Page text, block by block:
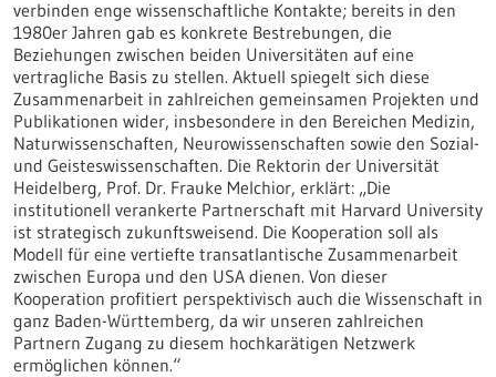
verbinden enge wissenschaftliche Kontakte; bereits in den
1980er Jahren gab es konkrete Bestrebungen, die
Beziehungen zwischen beiden Universitäten auf eine
vertragliche Basis zu stellen. Aktuell spiegelt sich diese
Zusammenarbeit in zahlreichen gemeinsamen Projekten und
Publikationen wider, insbesondere in den Bereichen Medizin,
Naturwissenschaften, Neurowissenschaften sowie den Sozial-
und Geisteswissenschaften. Die Rektorin der Universität
Heidelberg, Prof. Dr. Frauke Melchior, erklärt: „Die
institutionell verankerte Partnerschaft mit Harvard University
ist strategisch zukunftsweisend. Die Kooperation soll als
Modell für eine vertiefte transatlantische Zusammenarbeit
zwischen Europa und den USA dienen. Von dieser
Kooperation profitiert perspektivisch auch die Wissenschaft in
ganz Baden-Württemberg, da wir unseren zahlreichen
Partnern Zugang zu diesem hochkarätigen Netzwerk
ermöglichen können.“